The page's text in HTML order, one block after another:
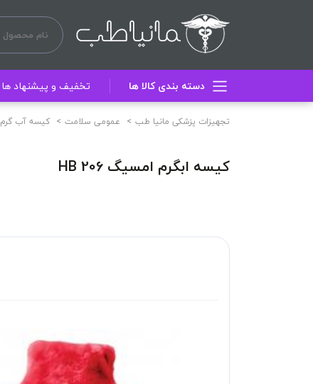
دسته بندی کالا ها تخفیف و پیشنهاد ها
تجهیزات پزشکی مانیا طب عمومی سلامت کیسه آب گرم
کیسه ابگرم امسیگ HB 206